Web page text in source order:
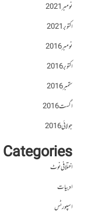
نومبر 2021
اکتوبر 2021
نومبر 2016
اکتوبر 2016
ستمبر 2016
اگست 2016
جولائی 2016
Categories
اختلافی نوٹ
ادبیات
اسپورٹس